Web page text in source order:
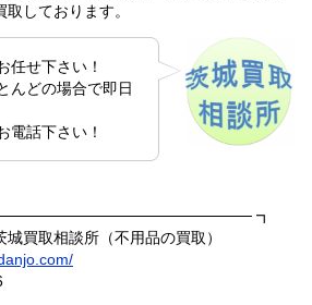
しております。
任せ下さい！
んどの場合で即日
電話下さい！
┓
買取相談所（不用品の買取）